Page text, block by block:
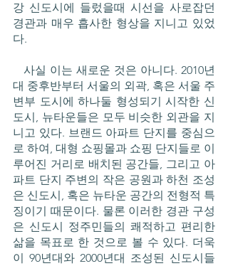
강 신도시에 들렀을때 시선을 사로잡던
경관과 매우 흡사한 형상을 지니고 있었
다.
대 중후반부터 서울의 외곽, 혹은 서울 주
변부 도시에 하나둘 형성되기 시작한 신
도시, 뉴타운들은 모두 비슷한 외관을 지
니고 있다. 브랜드 아파트 단지를 중심으
로 하여, 대형 쇼핑몰과 쇼핑 단지들로 이
루어진 거리로 배치된 공간들, 그리고 아
파트 단지 주변의 작은 공원과 하천 조성
은 신도시, 혹은 뉴타운 공간의 전형적 특
징이기 때문이다. 물론 이러한 경관 구성
은 신도시 정주민들의 쾌적하고 편리한
삶을 목표로 한 것으로 볼 수 있다. 더욱
이 90년대와 2000년대 조성된 신도시들